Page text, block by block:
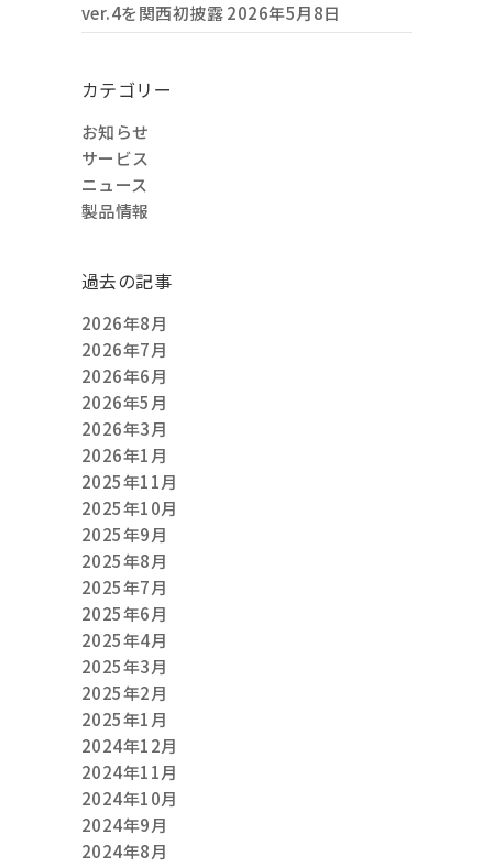
ver.4を関西初披露2026年5月8日
カテゴリー
お知らせ
サービス
ニュース
製品情報
過去の記事
2026年8月
2026年7月
2026年6月
2026年5月
2026年3月
2026年1月
2025年11月
2025年10月
2025年9月
2025年8月
2025年7月
2025年6月
2025年4月
2025年3月
2025年2月
2025年1月
2024年12月
2024年11月
2024年10月
2024年9月
2024年8月